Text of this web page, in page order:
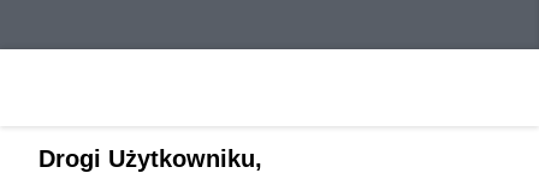
Drogi Użytkowniku,